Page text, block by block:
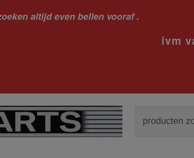
altijd even bellen vooraf .
naar: